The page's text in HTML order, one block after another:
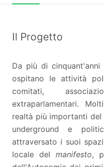
Il Progetto
Da più di
ospitano le attività
comitati,
extraparlamentari.
realtà più importanti
underground e
attraversato i suoi
locale del manifesto,